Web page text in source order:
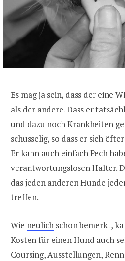
Es mag ja sein, dass der eine
als der andere. Dass er
und dazu noch Krankheiten
schusselig, so dass er sich
Er kann auch einfach Pech
verantwortungslosen Halter.
das jeden anderen Hunde
treffen.
Wie neulich schon bemerkt,
Kosten für einen Hund auch
Coursing, Ausstellungen,